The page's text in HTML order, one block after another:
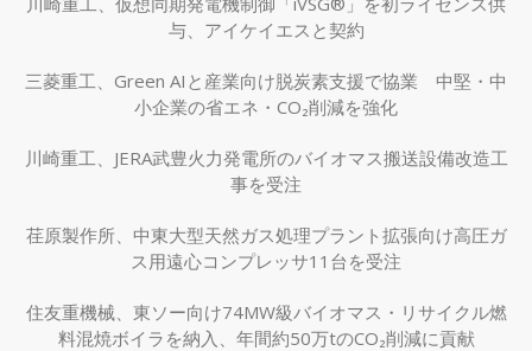
与、アイケイエスと契約
三菱重工、Green AIと産業向け脱炭素支援で協業 中堅・中
小企業の省エネ・CO₂削減を強化
川崎重工、JERA武豊火力発電所のバイオマス搬送設備改造工
事を受注
荏原製作所、中東大型天然ガス処理プラント拡張向け高圧ガ
ス用遠心コンプレッサ11台を受注
住友重機械、東ソー向け74MW級バイオマス・リサイクル燃
料混焼ボイラを納入、年間約50万tのCO₂削減に貢献